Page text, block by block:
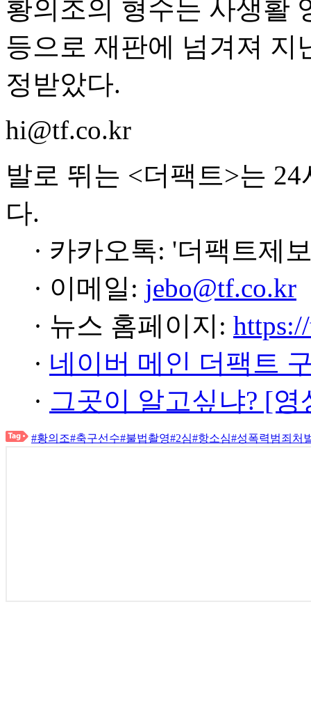
황의조의 형수는 사생활
등으로 재판에 넘겨져 지
정받았다.
hi@tf.co.kr
발로 뛰는 <더팩트>는
다.
· 카카오톡: '더팩트제
· 이메일: jebo@tf.co.kr
· 뉴스 홈페이지:
· 네이버 메인 더팩트
· 그곳이 알고싶냐? [
#황의조#축구선수#불법촬영#2심#항소심#성폭력범죄처